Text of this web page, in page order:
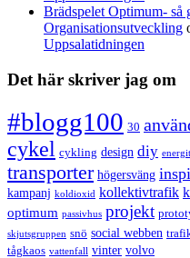
Brädspelet Optimum- så
Organisationsutveckling
Uppsalatidningen
Det här skriver jag om
#blogg100 30
cykel cykling design diy
transporter högersväng
kampanj koldioxid kollektivtrafik
optimum passivhus projekt
skjutsgruppen snö social webben
tågkaos vattenfall vinter volvo